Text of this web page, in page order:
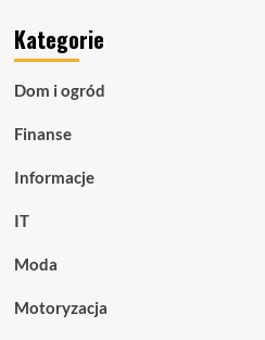
Kategorie
Dom i ogród
Finanse
Informacje
IT
Moda
Motoryzacja